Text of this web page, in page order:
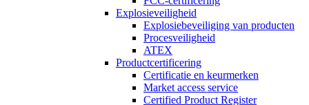
Explosieveiligheid
Explosiebeveiliging van producten
Procesveiligheid
ATEX
Productcertificering
Certificatie en keurmerken
Market access service
Certified Product Register